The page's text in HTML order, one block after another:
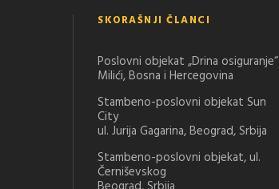
SKORAŠNJI ČLANCI
Poslovni objekat „Drina osiguranje“
Milići, Bosna i Hercegovina
Stambeno-poslovni objekat Sun
City
ul. Jurija Gagarina, Beograd, Srbija
Stambeno-poslovni objekat, ul.
Černiševskog